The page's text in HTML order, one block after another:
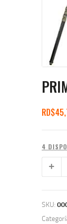
TIENDA
RD$
4
SKU: